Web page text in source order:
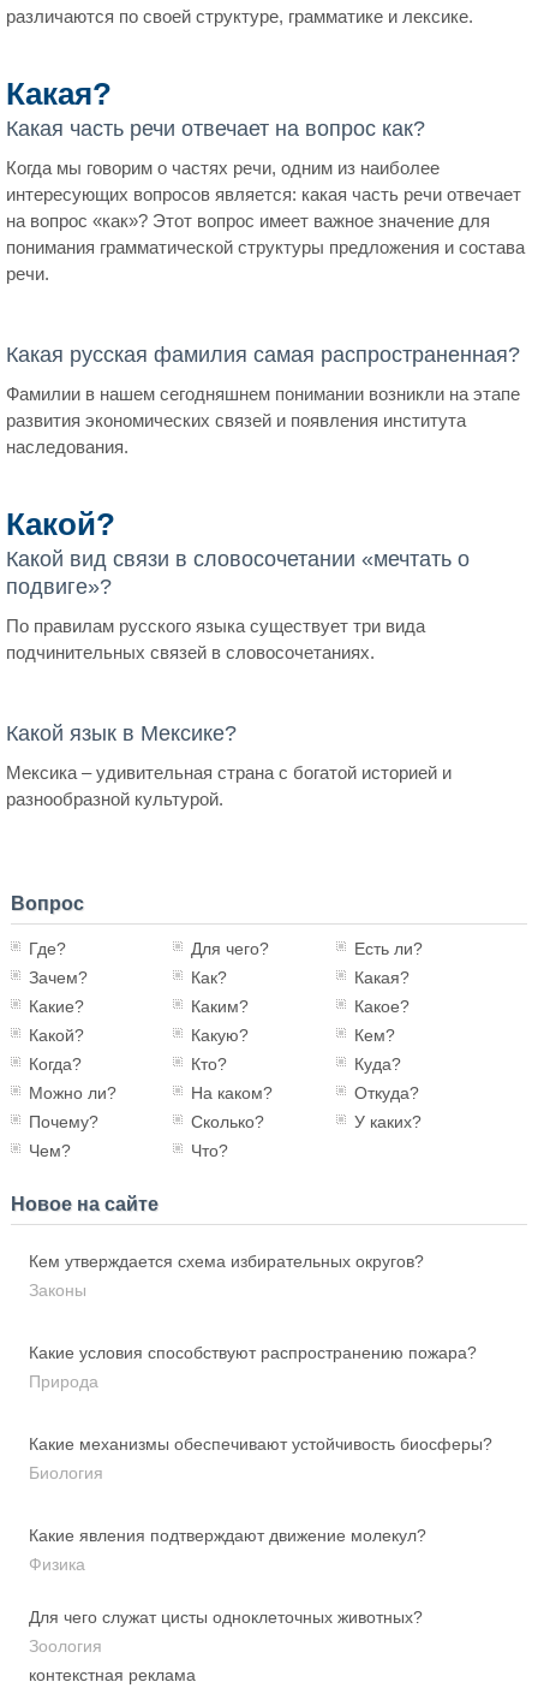
различаются по своей структуре, грамматике и лексике.
Какая?
Какая часть речи отвечает на вопрос как?
Когда мы говорим о частях речи, одним из наиболее
интересующих вопросов является: какая часть речи отвечает
на вопрос «как»? Этот вопрос имеет важное значение для
понимания грамматической структуры предложения и состава
речи.
Какая русская фамилия самая распространенная?
Фамилии в нашем сегодняшнем понимании возникли на этапе
развития экономических связей и появления института
наследования.
Какой?
Какой вид связи в словосочетании «мечтать о
подвиге»?
По правилам русского языка существует три вида
подчинительных связей в словосочетаниях.
Какой язык в Мексике?
Мексика – удивительная страна с богатой историей и
разнообразной культурой.
Вопрос
Где? Для чего?
Есть ли?
Зачем?
Как?
Какая?
Какие?
Каким?
Какое?
Какой?
Какую?
Кем?
Когда?
Кто?
Куда?
Можно ли?
На каком?
Откуда?
Почему?
Сколько?
У каких?
Чем?
Что?
Новое на сайте
Кем утверждается схема избирательных округов?
Законы
Какие условия способствуют распространению пожара?
Природа
Какие механизмы обеспечивают устойчивость биосферы?
Биология
Какие явления подтверждают движение молекул?
Физика
Для чего служат цисты одноклеточных животных?
Зоология
контекстная реклама